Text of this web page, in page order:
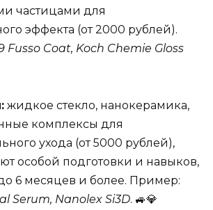
частицами для
эффекта (от 2000 рублей).
Fusso Coat, Koch Chemie Gloss
жидкое стекло, нанокерамика,
комплексы для
ухода (от 5000 рублей),
особой подготовки и навыков,
6 месяцев и более. Пример:
Serum, Nanolex Si3D. 🚙💎